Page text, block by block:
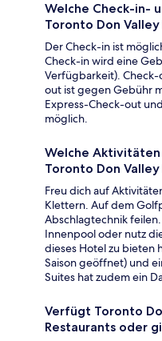
Welche Check-in-
Toronto Don
Der Check-in ist
Check-in wird eine
Verfügbarkeit). Check-
out ist gegen Gebühr
Express-Check-out
möglich.
Welche
Toronto Don
Freu dich auf
Klettern. Auf dem
Abschlagtechnik
Innenpool oder nutz
dieses Hotel zu bieten
Saison geöffnet) und
Suites hat zudem ein
Verfügt Toronto
Restaurants oder